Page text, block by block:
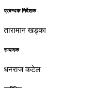
प्रबन्धक निर्देशक
तारामान खड्का
सम्पादक
धनराज कटेल